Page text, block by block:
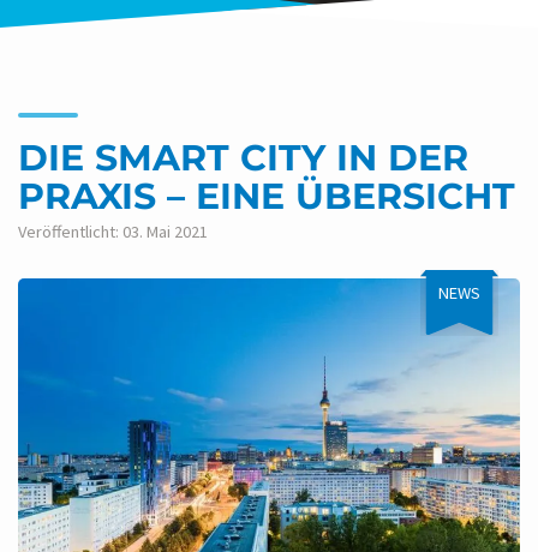
DIE SMART CITY IN DER
PRAXIS – EINE ÜBERSICHT
Veröffentlicht: 03. Mai 2021
NEWS